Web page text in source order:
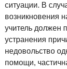
ситуации. В
возникновения
учитель должен
устранения
недовольство
помощи,